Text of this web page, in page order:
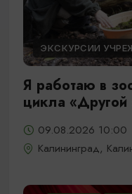
ЭКСКУРСИИ
Я работаю в
цикла «Другой
09.08.2026 10:00
Калининград,